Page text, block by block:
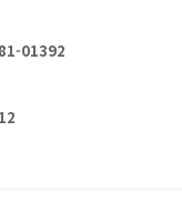
01392